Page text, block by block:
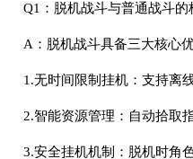
Q1：脱机战斗与普通战斗的
A：脱机战斗具备三大核心优
1.无时间限制挂机：支持离
2.智能资源管理：自动拾取
3.安全挂机机制：脱机时角